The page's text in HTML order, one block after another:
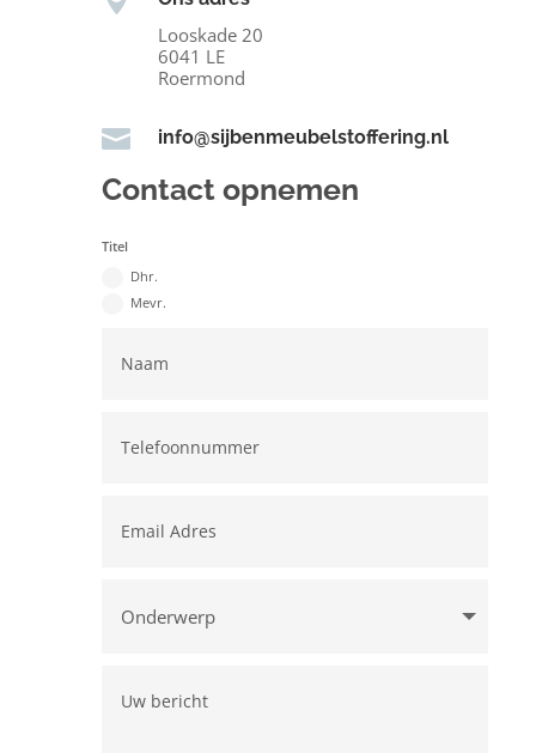
Looskade 20
6041 LE
Roermond
 info@sijbenmeubelstoffering.nl
Contact opnemen
Titel
Dhr.
Mevr.